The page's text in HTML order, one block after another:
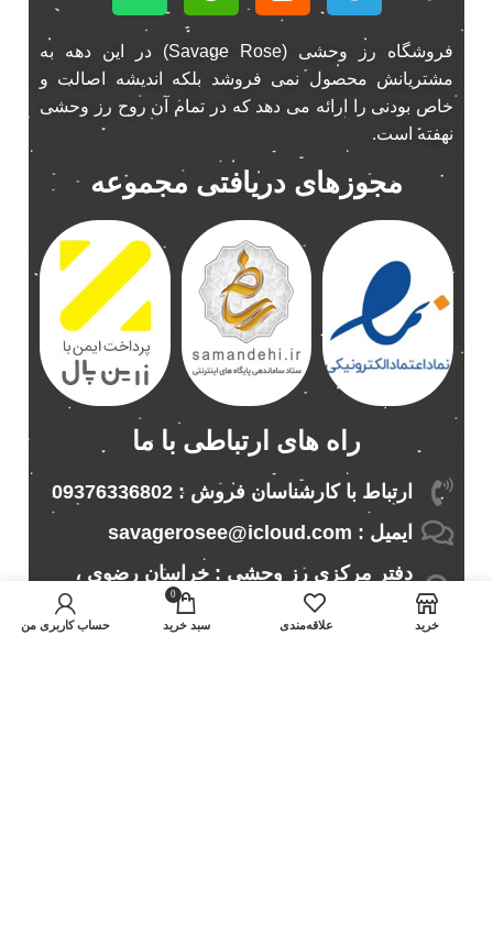
فروشگاه رز وحشی (Savage Rose) در این دهه به
مشتریانش محصول نمی فروشد بلکه اندیشه اصالت و
خاص بودنی را ارائه می دهد که در تمام آن روح رز وحشی
نهفته است.
مجوزهای دریافتی مجموعه
راه های ارتباطی با ما
ارتباط با کارشناسان فروش : 09376336802
ایمیل : savagerosee@icloud.com
دفتر مرکزی رز وحشی : خراسان رضوی ،
مشهد ، نبش جمهوری 22 ، اتو اسپرت نیرومند
خرید علاقه‌مندی
0
سبد خريد حساب کاربری من